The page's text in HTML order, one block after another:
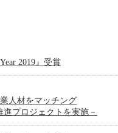
2019』受賞
人材をマッチング
プロジェクトを実施－